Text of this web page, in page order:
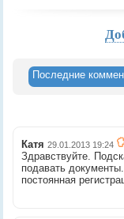
Последние
Катя 29.01.2013 19:24
Здравствуйте.
подавать
постоянная